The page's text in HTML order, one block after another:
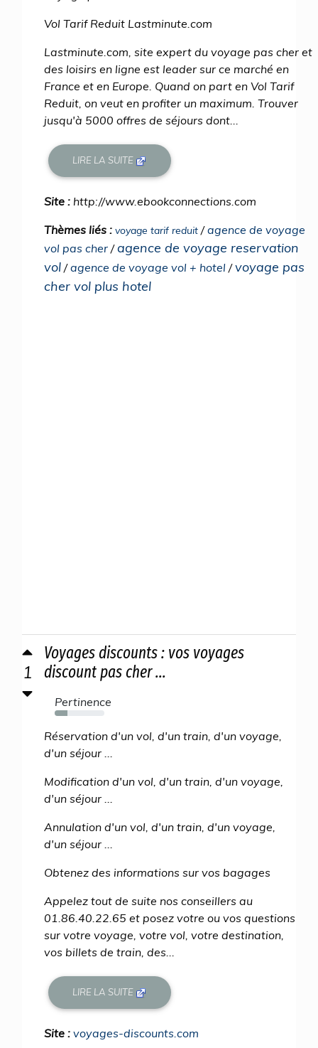
Vol Tarif Reduit Lastminute.com
Lastminute.com, site expert du voyage pas cher et
des loisirs en ligne est leader sur ce marché en
France et en Europe. Quand on part en Vol Tarif
Reduit, on veut en profiter un maximum. Trouver
jusqu'à 5000 offres de séjours dont...
LIRE LA SUITE
Site : http://www.ebookconnections.com
Thèmes liés : voyage tarif reduit /agence de voyage
vol pas cher /agence de voyage reservation
vol /agence de voyage vol + hotel /voyage pas
cher vol plus hotel
1
Voyages discounts : vos voyages
discount pas cher ...
Pertinence
26%
Réservation d'un vol, d'un train, d'un voyage,
d'un séjour ...
Modification d'un vol, d'un train, d'un voyage,
d'un séjour ...
Annulation d'un vol, d'un train, d'un voyage,
d'un séjour ...
Obtenez des informations sur vos bagages
Appelez tout de suite nos conseillers au
01.86.40.22.65 et posez votre ou vos questions
sur votre voyage, votre vol, votre destination,
vos billets de train, des...
LIRE LA SUITE
Site : voyages-discounts.com